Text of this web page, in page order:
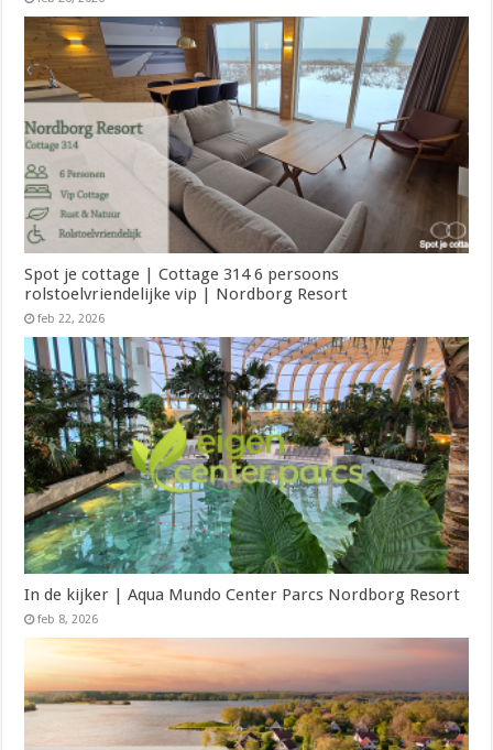
Spot je cottage | Cottage 314 6 persoons
rolstoelvriendelijke vip | Nordborg Resort
feb 22, 2026
In de kijker | Aqua Mundo Center Parcs Nordborg Resort
feb 8, 2026